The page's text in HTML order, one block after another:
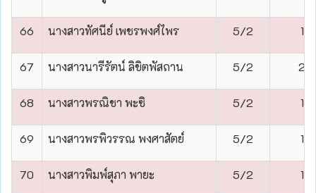
66 นางสาวทัศนีย์ เพชรพงศ์ไพร 5/2 1
67 นางสาวนารีรัตน์ ลิขิตพัสถาน 5/2 2
68 นางสาวพรณิชา พะซิ 5/2 1
69 นางสาวพรพิวรรณ พงศาสัตย์ 5/2 1
70 นางสาวพิมพ์สุภา พายะ 5/2 1